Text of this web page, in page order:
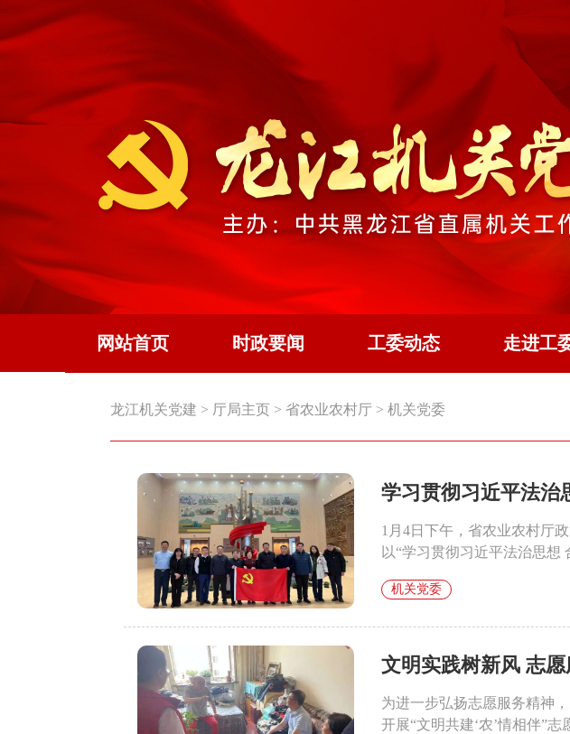
网站首页 时政要闻 工委动态 走进工
龙江机关党建 > 厅局主页 > 省农业农村厅 > 机关党委
学习贯彻习近平法治
1月4日下午，省农业农村厅
以“学习贯彻习近平法治思想
机关党委
文明实践树新风 志
为进一步弘扬志愿服务精神
开展“文明共建‘农’情相伴”